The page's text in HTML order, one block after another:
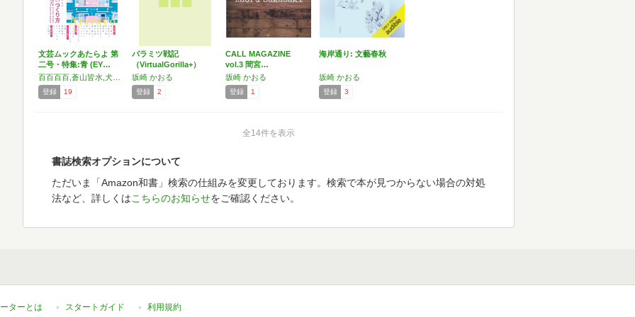
文芸ムックあたらよ 第
二号・特集:青 (EY…
登録 19
パラミツ戦記
（VirtualGorilla+）
坂崎 かおる
登録 2
CALL MAGAZINE
vol.3 間宮…
坂崎 かおる
登録 1
海岸通り: 文藝春秋
坂崎 かおる
登録 3
全14件を表示
書誌検索オプションについて
ただいま「Amazon和書」検索の仕組みを変更しております。検索で本が見つからない場合の対処
法など、詳しくはこちらのお知らせをご確認ください。
ターとは スタートガイド 利用規約